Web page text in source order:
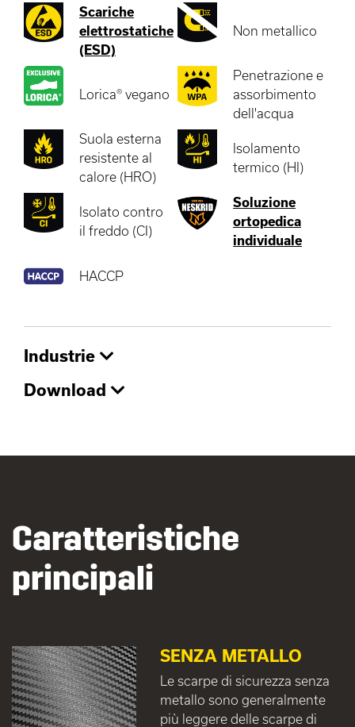
Scariche
elettrostatiche
(ESD)
Non metallico
Lorica® vegano
Penetrazione e
assorbimento
dell'acqua
Suola esterna
resistente al
calore (HRO)
Isolamento
termico (HI)
Isolato contro
il freddo (CI)
Soluzione
ortopedica
individuale
HACCP
Industrie
Download
Caratteristiche
principali
SENZA METALLO
Le scarpe di sicurezza senza
metallo sono generalmente
più leggere delle scarpe di